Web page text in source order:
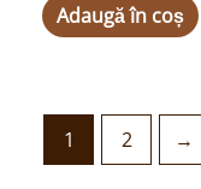
Adaugă în coș
1 2 →